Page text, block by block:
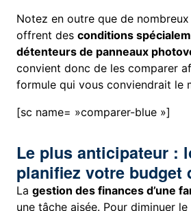
Notez en outre que de
offrent desconditions
détenteurs de panneaux
convient donc de les comparer
formule qui vous conviendrait le
[sc name= »comparer-blue »]
Le plus anticipateur :
planifiez votre budget
Lagestion des finances d’une
une tâche aisée. Pour diminuer le